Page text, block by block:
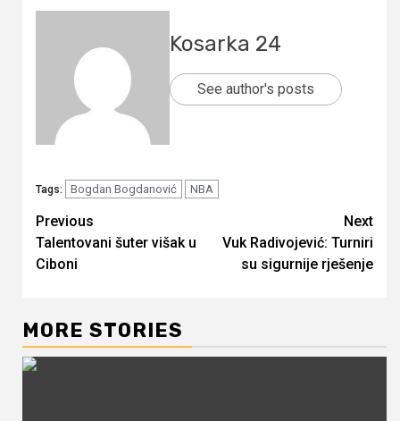
Kosarka 24
See author's posts
Tags: Bogdan Bogdanović NBA
Continue
Reading
Previous
Talentovani šuter višak u
Ciboni
Next
Vuk Radivojević: Turniri
su sigurnije rješenje
MORE STORIES